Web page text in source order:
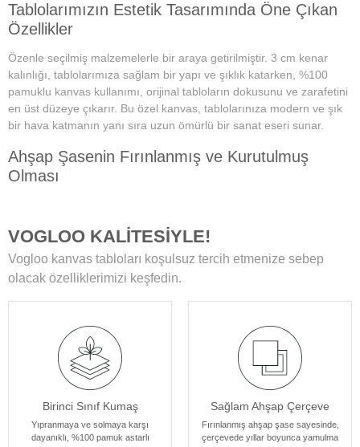
Tablolarımızın Estetik Tasarımında Öne Çıkan
Özellikler
Özenle seçilmiş malzemelerle bir araya getirilmiştir. 3 cm kenar
kalınlığı, tablolarımıza sağlam bir yapı ve şıklık katarken, %100
pamuklu kanvas kullanımı, orijinal tabloların dokusunu ve zarafetini
en üst düzeye çıkarır. Bu özel kanvas, tablolarınıza modern ve şık
bir hava katmanın yanı sıra uzun ömürlü bir sanat eseri sunar.
Ahşap Şasenin Fırınlanmış ve Kurutulmuş
Olması
ahşap şase sayesinde uzun yıllar boyunca ilk günkü formunu korur.
Yüksek Çözünürlüklü Baskılarımız
Modern teknolojiye sahip özel makineler kullanılarak üretilir. Bu
baskı sonrası uyguladığımız özel yüzey koruyucu ile tablolar,
canlılıklarını her zaman korur ve duvarlarınızı güzelleştirir.
Kenar Baskısıyla Tablolarımızın Kenar Kısımları
Resmin dokusu ve renklerinin zarif bir şekilde devam ettiği özel bir
tasarıma sahiptir. Bu detay, tablolarımızı ek çerçeve ihtiyacı
olmadan asılabilir kılar, böylece sanat eserleriniz odanızın
VOGLOO KALİTESİYLE!
Vogloo kanvas tabloları koşulsuz tercih etmenize sebep
olacak özelliklerimizi keşfedin.
Birinci Sınıf Kumaş
Yıpranmaya ve solmaya karşı
dayanıklı, %100 pamuk astarlı
Sağlam Ahşap Çerçeve
Fırınlanmış ahşap şase sayesinde,
çerçevede yıllar boyunca yamulma